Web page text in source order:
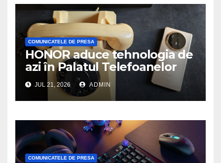
COMUNICATELE DE PRESA
HONOR aduce tehnologia de
azi în Palatul Telefoanelor
JUL 21, 2026 ADMIN
COMUNICATELE DE PRESA